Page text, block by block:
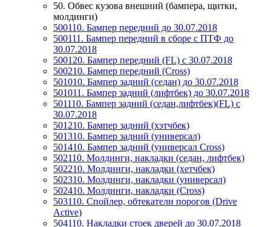
50. Обвес кузова внешний (бампера, щитки,
молдинги)
500110. Бампер передний до 30.07.2018
500111. Бампер передний в сборе с ПТФ до
30.07.2018
500120. Бампер передний (FL) с 30.07.2018
500210. Бампер передний (Cross)
501010. Бампер задний (седан) до 30.07.2018
501011. Бампер задний (лифтбек) до 30.07.2018
501110. Бампер задний (седан,лифтбек)(FL) с
30.07.2018
501210. Бампер задний (хэтчбек)
501310. Бампер задний (универсал)
501410. Бампер задний (универсал Cross)
502110. Молдинги, накладки (седан, лифтбек)
502210. Молдинги, накладки (хетчбек)
502310. Молдинги, накладки (универсал)
502410. Молдинги, накладки (Cross)
503110. Спойлер, обтекатели порогов (Drive
Active)
504110. Накладки стоек дверей до 30.07.2018